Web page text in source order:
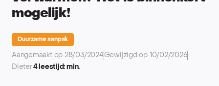
mogelijk!
Duurzame aanpak
Aangemaakt op 28/03/2024Gewijzigd op 10/02/2026
Dieter4 leestijd: min.